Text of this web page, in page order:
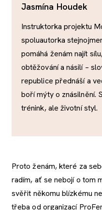
Jasmína Houdek
Instruktorka projektu
spoluautorka
pomáhá ženám najít
obtěžování a násilí –
republice přednáší a
boří mýty o znásilnění.
trénink, ale životní styl.
Proto ženám, které za
radím, ať se nebojí o tom
svěřit někomu blízkému
třeba od organizací